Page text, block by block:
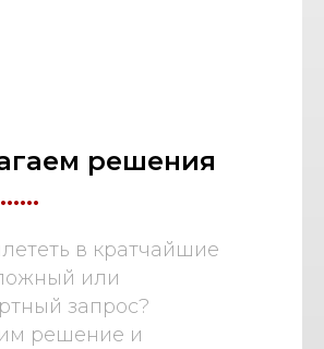
решения
в кратчайшие
или
запрос?
решение и